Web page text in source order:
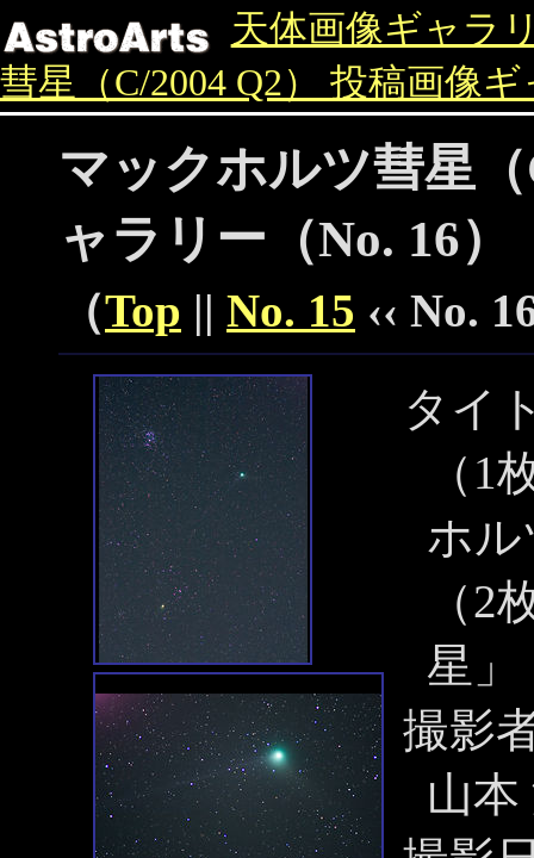
天体画像ギャラ
彗星（C/2004 Q2） 投稿画像
マックホルツ彗星
ャラリー（No. 16）
（Top || No. 15 ‹‹ No.
タイ
（1
ホ
（2
星」
撮影
山本